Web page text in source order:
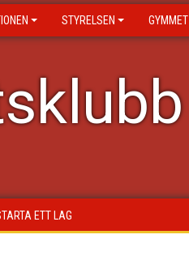
STYRELSEN GYMMET
ETT LAG